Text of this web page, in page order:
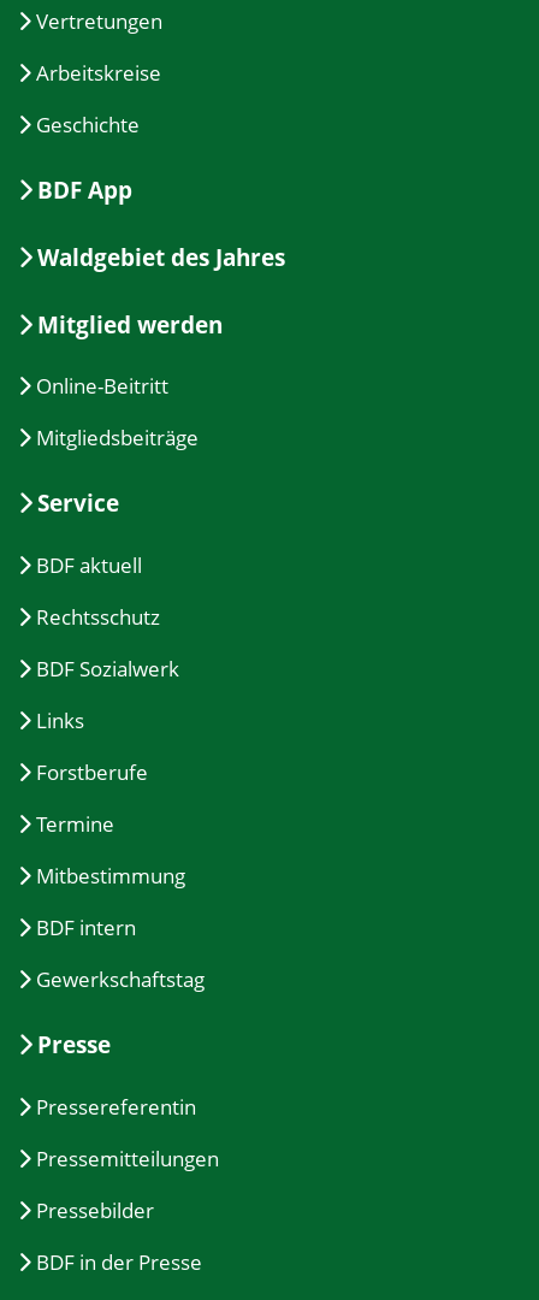
Vertretungen
Arbeitskreise
Geschichte
BDF App
Waldgebiet des Jahres
Mitglied werden
Online-Beitritt
Mitgliedsbeiträge
Service
BDF aktuell
Rechtsschutz
BDF Sozialwerk
Links
Forstberufe
Termine
Mitbestimmung
BDF intern
Gewerkschaftstag
Presse
Pressereferentin
Pressemitteilungen
Pressebilder
BDF in der Presse